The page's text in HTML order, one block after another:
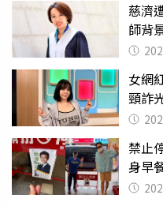
慈濟
師背
女網
頸詐
2000
禁止
身早